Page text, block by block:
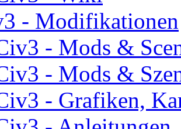
- Modifikationen
- Mods &
- Mods &
- Grafiken,